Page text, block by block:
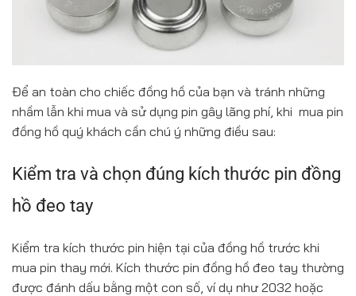
Để an toàn cho chiếc đồng hồ của bạn và tránh những
nhầm lẫn khi mua và sử dụng pin gây lãng phí, khi mua pin
đồng hồ quý khách cần chú ý những điều sau:
Kiểm tra và chọn đúng kích thước pin đồng
hồ đeo tay
Kiểm tra kích thước pin hiện tại của đồng hồ trước khi
mua pin thay mới. Kích thước pin đồng hồ đeo tay thường
được đánh dấu bằng một con số, ví dụ như 2032 hoặc